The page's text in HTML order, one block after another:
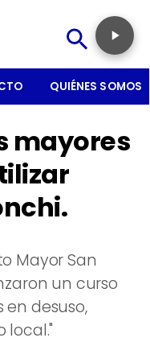
QUIÉNES SOMOS
mayores
Mayor San
un curso
desuso,
local."